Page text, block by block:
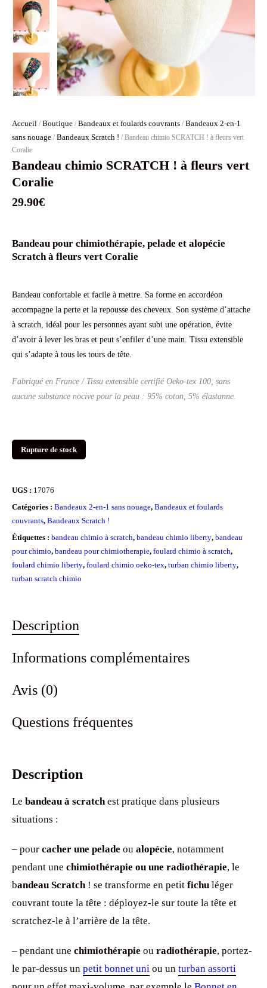
Accueil / Boutique / Bandeaux et foulards couvrants / Bandeaux 2-en-1
sans nouage / Bandeaux Scratch ! / Bandeau chimio SCRATCH ! à fleurs vert
Coralie
Bandeau chimio SCRATCH ! à fleurs vert
Coralie
29.90€
Bandeau pour chimiothérapie, pelade et alopécie
Scratch à fleurs vert Coralie
Bandeau confortable et facile à mettre. Sa forme en accordéon
accompagne la perte et la repousse des cheveux. Son système d’attache
à scratch, idéal pour les personnes ayant subi une opération, évite
d’avoir à lever les bras et peut s’enfiler d’une main. Tissu extensible
qui s’adapte à tous les tours de tête.
Fabriqué en France / Tissu extensible certifié Oeko-tex 100, sans
aucune substance nocive pour la peau : 95% coton, 5% élastanne.
Rupture de stock
UGS : 17076
Catégories : Bandeaux 2-en-1 sans nouage, Bandeaux et foulards
couvrants, Bandeaux Scratch !
Étiquettes : bandeau chimio à scratch, bandeau chimio liberty, bandeau
pour chimio, bandeau pour chimiotherapie, foulard chimio à scratch,
foulard chimio liberty, foulard chimio oeko-tex, turban chimio liberty,
turban scratch chimio
Description
Informations complémentaires
Avis (0)
Questions fréquentes
Description
Le bandeau à scratch est pratique dans plusieurs
situations :
– pour cacher une pelade ou alopécie, notamment
pendant une chimiothérapie ou une radiothérapie, le
bandeau Scratch ! se transforme en petit fichu léger
couvrant toute la tête : déployez-le sur toute la tête et
scratchez-le à l’arrière de la tête.
– pendant une chimiothérapie ou radiothérapie, portez-
le par-dessus un petit bonnet uni ou un turban assorti